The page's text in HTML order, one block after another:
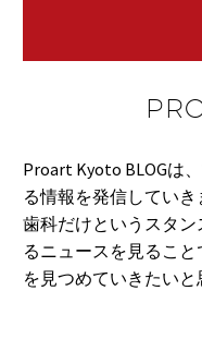
Proart Kyoto BLOGは
る情報を発信していき
歯科だけというスタ
るニュースを見るこ
を見つめていきたいと